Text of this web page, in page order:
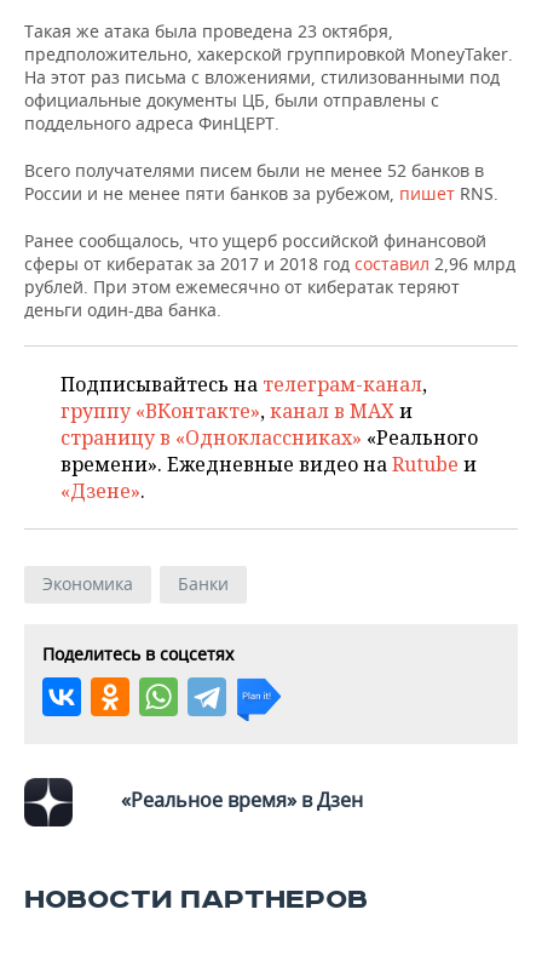
ОПК
ЭНЕРГЕТИКА
ТРАНСПОРТ
УСЛУГИ
IT
МЕДИА
НОВОСТИ МЕРОПРИЯТИЙ
ВЫЕЗДНАЯ РЕДАКЦИЯ
ОТКРЫТАЯ ЛЕКЦИЯ
СПОРТ
НОВОСТИ СПОРТА
БАСКЕТБОЛ
ВОЛЕЙБОЛ
КИБЕРСПОРТ
ФИГУРНОЕ КАТАНИЕ
ВОДНЫЕ ВИДЫ СПОРТА
ОБЩЕСТВО
ИНФРАСТРУКТУРА
ИСТОРИЯ
КУЛЬТУРА
МЕДИЦИНА
ОБРАЗОВАНИЕ
СПРАВОЧНИК
СПИСОК ПЕРСОН
СПИСОК КОМПАНИЙ
ПОЛНАЯ ВЕРСИЯ
Такая же атака была проведена 23 октября,
предположительно, хакерской группировкой MoneyTaker.
На этот раз письма с вложениями, стилизованными под
официальные документы ЦБ, были отправлены с
поддельного адреса ФинЦЕРТ.
Всего получателями писем были не менее 52 банков в
России и не менее пяти банков за рубежом, пишет RNS.
Ранее сообщалось, что ущерб российской финансовой
сферы от кибератак за 2017 и 2018 год составил 2,96 млрд
рублей. При этом ежемесячно от кибератак теряют
деньги один-два банка.
Подписывайтесь на телеграм-канал,
группу «ВКонтакте»,канал в MAXи
страницу в «Одноклассниках» «Реального
времени». Ежедневные видео наRutube и
«Дзене».
Экономика Банки
Поделитесь в соцсетях
«Реальное время» в Дзен
НОВОСТИ ПАРТНЕРОВ